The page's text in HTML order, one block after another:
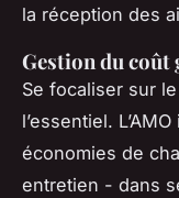
la réception des
Gestion du coût
Se focaliser sur
l’essentiel.
économies de
entretien - dans